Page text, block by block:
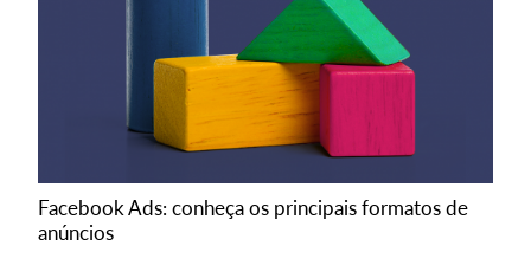
Facebook Ads: conheça os principais formatos de
anúncios